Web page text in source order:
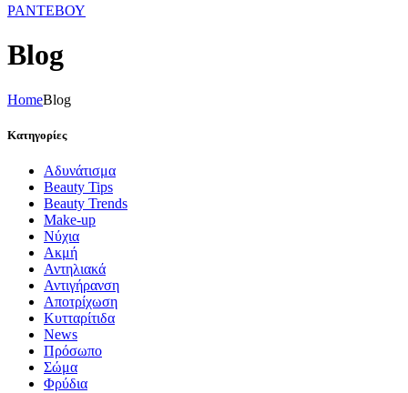
ΡΑΝΤΕΒΟΥ
Blog
HomeBlog
Κατηγορίες
Aδυνάτισμα
Beauty Tips
Beauty Trends
Make-up
Nύχια
Ακμή
Αντηλιακά
Αντιγήρανση
Αποτρίχωση
Κυτταρίτιδα
Νews
Πρόσωπο
Σώμα
Φρύδια